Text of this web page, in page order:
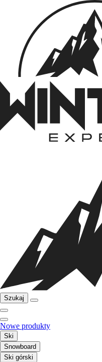
Szukaj
Nowe produkty
Ski
Snowboard
Ski górski